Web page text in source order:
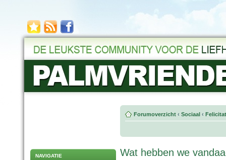
NAVIGATIE
Forumoverzicht ‹ Sociaal ‹
Wat hebben we